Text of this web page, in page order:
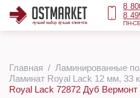
8
8
ПН-
Главная Ламинированные
Ламинат Royal Lack 12 мм, 33
Royal Lack 72872 Дуб